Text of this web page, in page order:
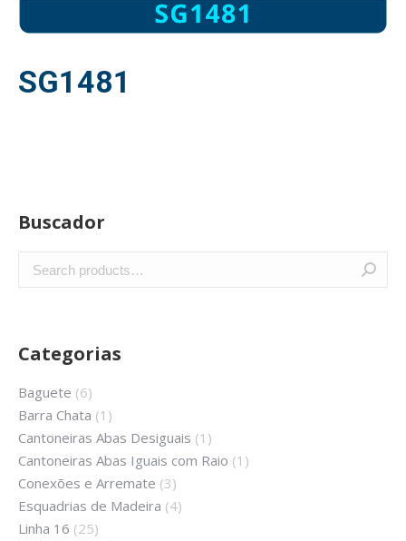
SG1481
Buscador
Categorias
Baguete (6)
Barra Chata (1)
Cantoneiras Abas Desiguais (1)
Cantoneiras Abas Iguais com Raio (1)
Conexões e Arremate (3)
Esquadrias de Madeira (4)
Linha 16 (25)